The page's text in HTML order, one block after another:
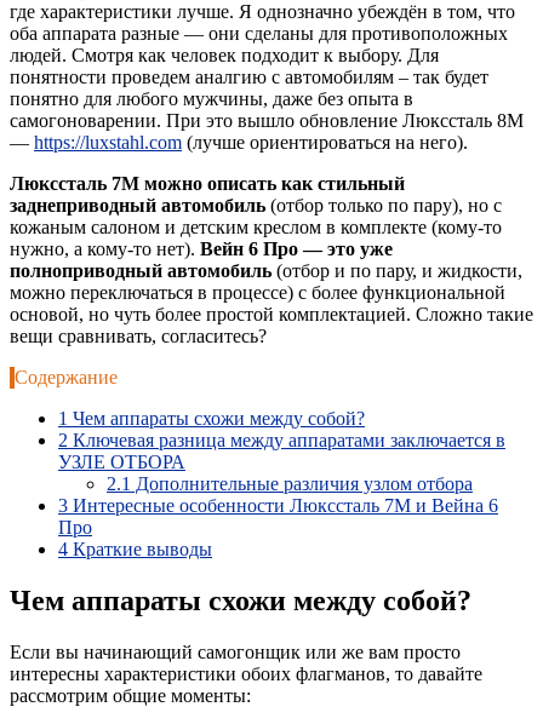
где характеристики лучше. Я однозначно убеждён в том, что
оба аппарата разные — они сделаны для противоположных
людей. Смотря как человек подходит к выбору. Для
понятности проведем аналгию с автомобилям – так будет
понятно для любого мужчины, даже без опыта в
самогоноварении. При это вышло обновление Люкссталь 8М
— https://luxstahl.com (лучше ориентироваться на него).
Люкссталь 7М можно описать как стильный
заднеприводный автомобиль (отбор только по пару), но с
кожаным салоном и детским креслом в комплекте (кому-то
нужно, а кому-то нет). Вейн 6 Про — это уже
полноприводный автомобиль (отбор и по пару, и жидкости,
можно переключаться в процессе) с более функциональной
основой, но чуть более простой комплектацией. Сложно такие
вещи сравнивать, согласитесь?
Содержание
1 Чем аппараты схожи между собой?
2 Ключевая разница между аппаратами заключается в
УЗЛЕ ОТБОРА
2.1 Дополнительные различия узлом отбора
3 Интересные особенности Люкссталь 7М и Вейна 6
Про
4 Краткие выводы
Чем аппараты схожи между собой?
Если вы начинающий самогонщик или же вам просто
интересны характеристики обоих флагманов, то давайте
рассмотрим общие моменты: